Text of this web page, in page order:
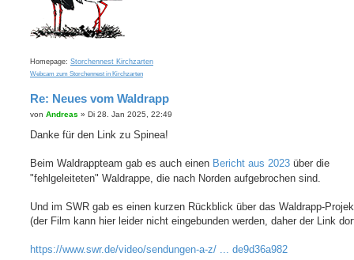
Homepage: Storchennest Kirchzarten
Webcam zum Storchennest in Kirchzarten
Re: Neues vom Waldrapp
B
a
von Andreas » Di 28. Jan 2025, 22:49
Danke für den Link zu Spinea!
Beim Waldrappteam gab es auch einen Bericht aus 2023 über die
"fehlgeleiteten" Waldrappe, die nach Norden aufgebrochen sind.
Und im SWR gab es einen kurzen Rückblick über das Waldrapp-
(der Film kann hier leider nicht eingebunden werden, daher der Link
https://www.swr.de/video/sendungen-a-z/ ... de9d36a982